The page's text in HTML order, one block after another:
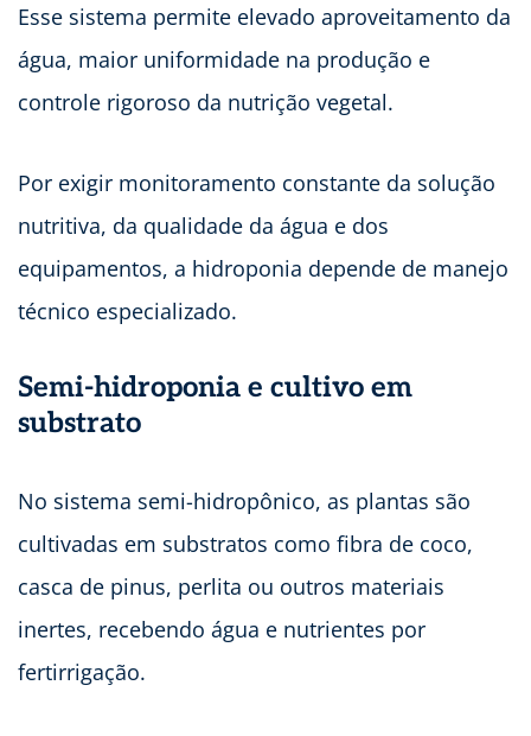
Esse sistema permite elevado aproveitamento da
água, maior uniformidade na produção e
controle rigoroso da nutrição vegetal.
Por exigir monitoramento constante da solução
nutritiva, da qualidade da água e dos
equipamentos, a hidroponia depende de manejo
técnico especializado.
Semi-hidroponia e cultivo em
substrato
No sistema semi-hidropônico, as plantas são
cultivadas em substratos como fibra de coco,
casca de pinus, perlita ou outros materiais
inertes, recebendo água e nutrientes por
fertirrigação.